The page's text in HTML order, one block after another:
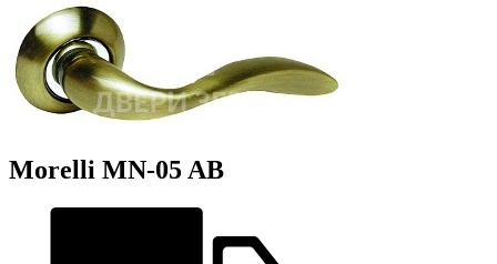
Morelli MN-05 AB